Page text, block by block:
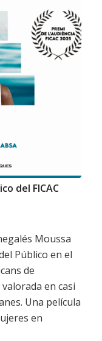
del FICAC
Moussa
Público en el
de
en casi
Una película
en